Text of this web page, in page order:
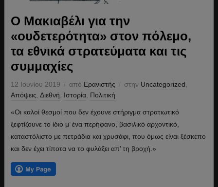
O Μακιαβέλι για την
«ουδετερότητα» στον πόλεμο,
τα εθνικά στρατεύματα και τις
συμμαχίες
12 Ιουνίου 2019 από Ερανιστής στην Uncategorized
Απόψεις Διεθνή Ιστορία, Πολιτική
«Οι καλοί θεσμοί που δεν έχουνε στήριγμα στρατιωτικό
ξεφτίζουνε το ίδιο μ’ ένα περήφανο, βασιλικό αρχοντικό,
καταστόλιστο με πετράδια και χρυσάφι, που όμως είναι ξέσκεπο
και δεν έχει τίποτα να το φυλάξει απ’ τη βροχή.»